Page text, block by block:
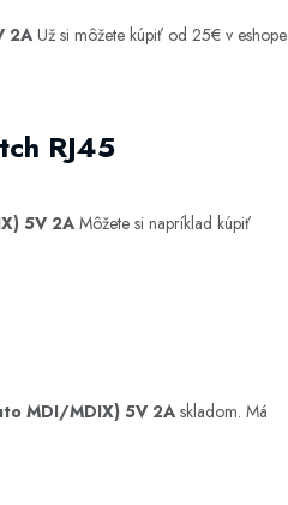
2A Už si môžete kúpiť od 25€ v eshope
RJ45
5V 2A Môžete si napríklad kúpiť
MDI/MDIX) 5V 2A skladom. Má